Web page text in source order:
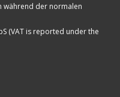
während der normalen
(VAT is reported under the